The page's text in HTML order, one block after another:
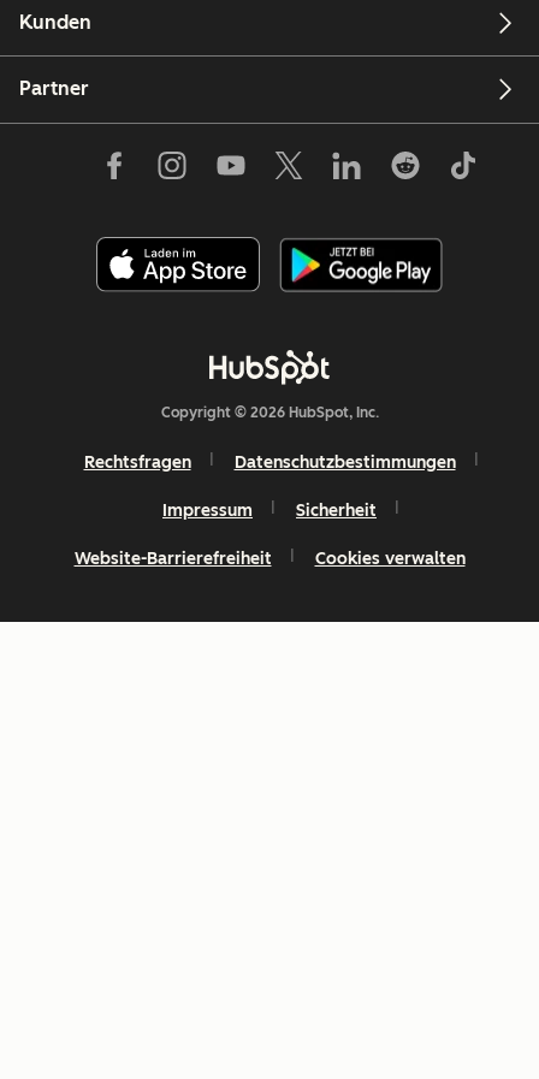
Kunden
Partner
Copyright © 2026 HubSpot, Inc.
Rechtsfragen Datenschutzbestimmungen
Impressum Sicherheit
Website-Barrierefreiheit Cookies verwalten